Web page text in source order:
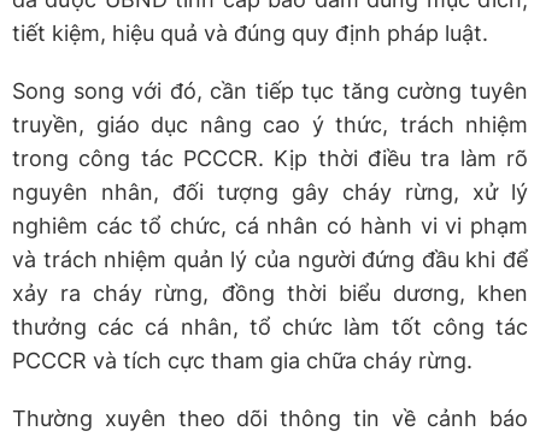
tiết kiệm, hiệu quả và đúng quy định pháp luật.
Song song với đó, cần tiếp tục tăng cường tuyên
truyền, giáo dục nâng cao ý thức, trách nhiệm
trong công tác PCCCR. Kịp thời điều tra làm rõ
nguyên nhân, đối tượng gây cháy rừng, xử lý
nghiêm các tổ chức, cá nhân có hành vi vi phạm
và trách nhiệm quản lý của người đứng đầu khi để
xảy ra cháy rừng, đồng thời biểu dương, khen
thưởng các cá nhân, tổ chức làm tốt công tác
PCCCR và tích cực tham gia chữa cháy rừng.
Thường xuyên theo dõi thông tin về cảnh báo